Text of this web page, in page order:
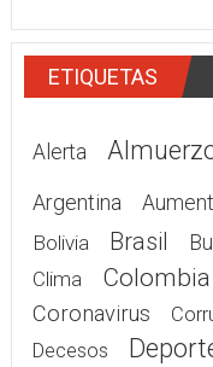
ETIQUETAS
Alerta
Argentina
Bolivia Brasil
Clima
Colombia
Coronavirus
Decesos